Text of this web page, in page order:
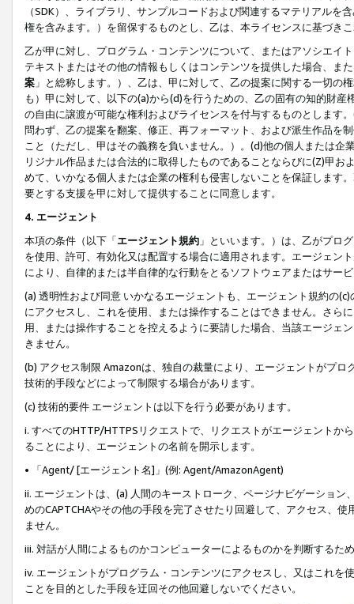
（SDK）、ライブラリ、サンプルコードおよび関連するマテリアル
権を含みます。）を留保するものとし、乙は、本ライセンスに基づき
乙が甲に対し、プログラム・コンテンツについて、またはアソシエイ
テキストまたはその他の情報もしくはコンテンツを提供した場合、ま
案 」と総称します。）、乙は、甲に対して、乙の提案に関する一切
も）甲に対して、以下の(a)から(d)を行うための、乙の固有の知的財
の自由に譲渡が可能な権利およびライセンスを付与するものとします
問わず、乙の提案を翻案、修正、再フォーマット、および派生作品を
こと（ただし、甲はその義務を負いません。）。(d)他の個人または
リジナル作品または合法的に取得したものであることならびに(Z)甲
めて、いかなる個人または企業の権利も侵害しないことを保証します
要とする支援を甲に対して提供することに同意します。
4. エージェント
本項の条件（以下「エージェント規約 」といいます。）は、乙がプロ
を使用、許可、有効化又は配置する場合に適用されます。エージェン
により、自律的または半自律的な行動をとるソフトウェアまたはサー
(a) 透明性および同意 いかなるエージェントも、エージェント規約の
にアクセスし、これを使用、または操作することはできません。さら
用、または操作することを控えるように要請した場合、当該エージェ
きません。
(b) アクセス制限 Amazonは、独自の裁量により、エージェントがプ
技術的手段などによって制限する場合があります。
(c) 技術的要件 エージェントは以下を行う必要があります。
i. すべてのHTTP/HTTPSリクエストで、リクエストがエージェントか
ることにより、エージェントの名前を開示します。
• 「Agent/ [エージェント名]」(例: Agent/AmazonAgent)
ii. エージェントは、(a) 人間のキーストローク、ページナビゲーショ
めのCAPTCHAやその他の手段を完了させたり回避して、アクセス、
ません。
iii. 対話が人間によるものかコンピューターによるものかを判断するた
iv. エージェントがプログラム・コンテンツにアクセスし、又はこれ
ことを目的とした手段を迂回その他回避しないでください。